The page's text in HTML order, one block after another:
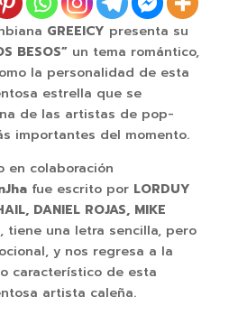
GREEICY presenta su
BESOS”un tema romántico,
la personalidad de esta
estrella que se
de las artistas de pop-
importantes del momento.
en colaboración
fue escrito por LORDUY
DANIEL ROJAS, MIKE
, tiene una letra sencilla, pero
y nos regresa a la
característico de esta
artista caleña.